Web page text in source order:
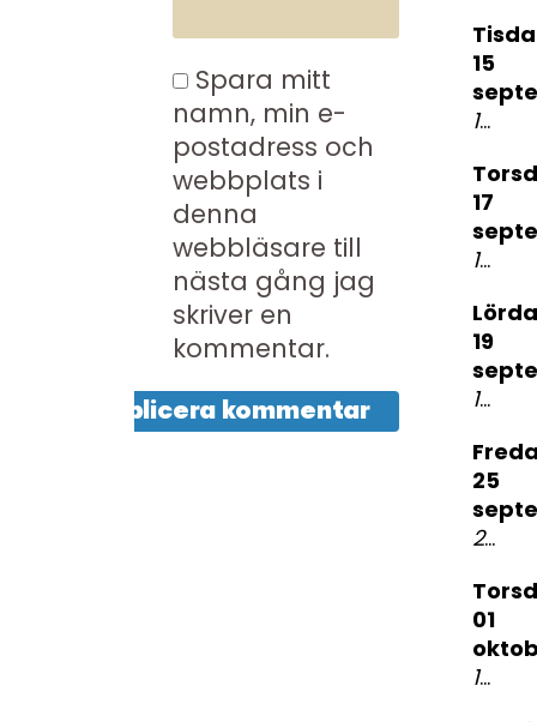
Spara mitt
namn, min e-
postadress och
webbplats i
denna
webbläsare till
nästa gång jag
skriver en
kommentar.
tisdag
15
19:00
torsdag
17
19:00
lördag
19
19.30
fredag
25
23:00
torsdag
01
19:00